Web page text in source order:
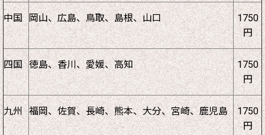
中国 岡山、広島、鳥取、島根、山口
1750
円
四国 徳島、香川、愛媛、高知
1750
円
九州 福岡、佐賀、長崎、熊本、大分、宮崎、鹿児島
1750
円